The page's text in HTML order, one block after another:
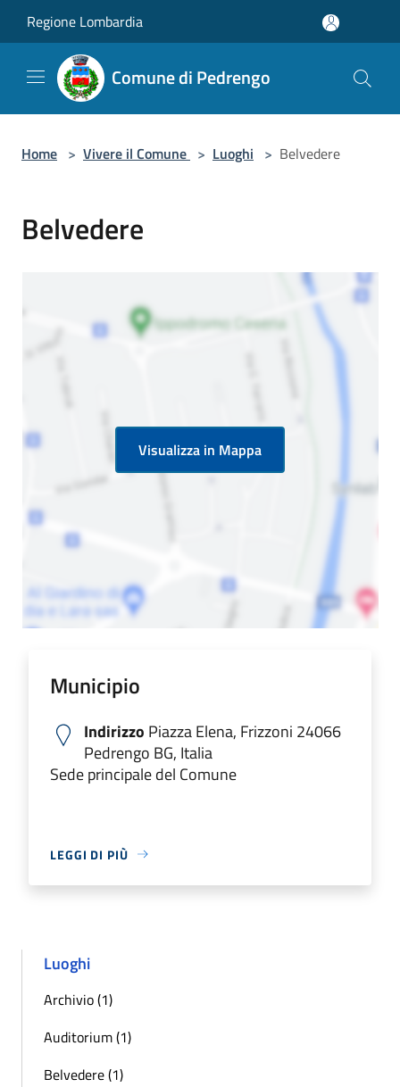
Regione Lombardia
Comune di Pedrengo
Home > Vivere il Comune > Luoghi > Belvedere
Belvedere
Visualizza in Mappa
Municipio
Indirizzo Piazza Elena, Frizzoni 24066
Pedrengo BG, Italia
Sede principale del Comune
LEGGI DI PIÙ
Luoghi
Archivio (1)
Auditorium (1)
Belvedere (1)